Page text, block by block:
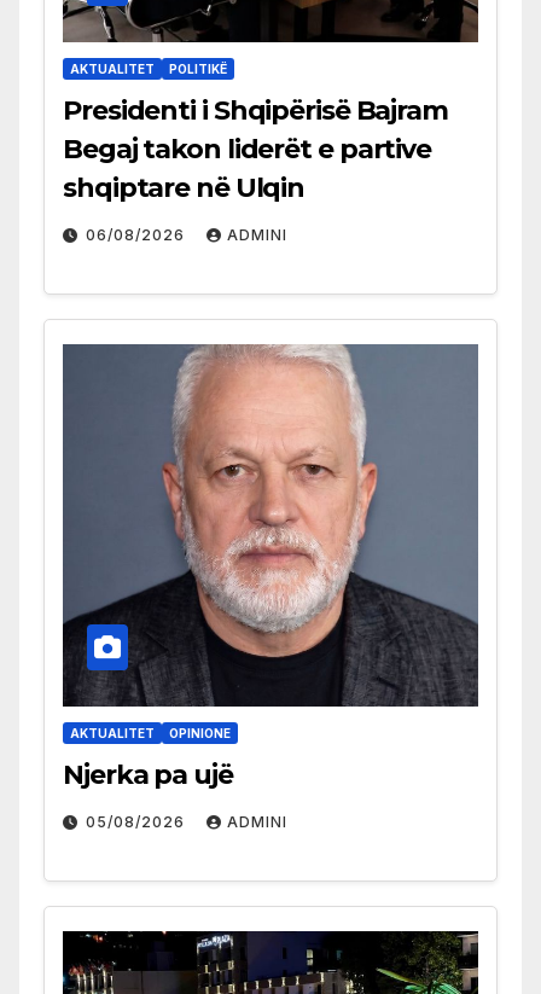
AKTUALITET POLITIKË
Presidenti i Shqipërisë Bajram
Begaj takon liderët e partive
shqiptare në Ulqin
06/08/2026 ADMINI
AKTUALITET OPINIONE
Njerka pa ujë
05/08/2026 ADMINI